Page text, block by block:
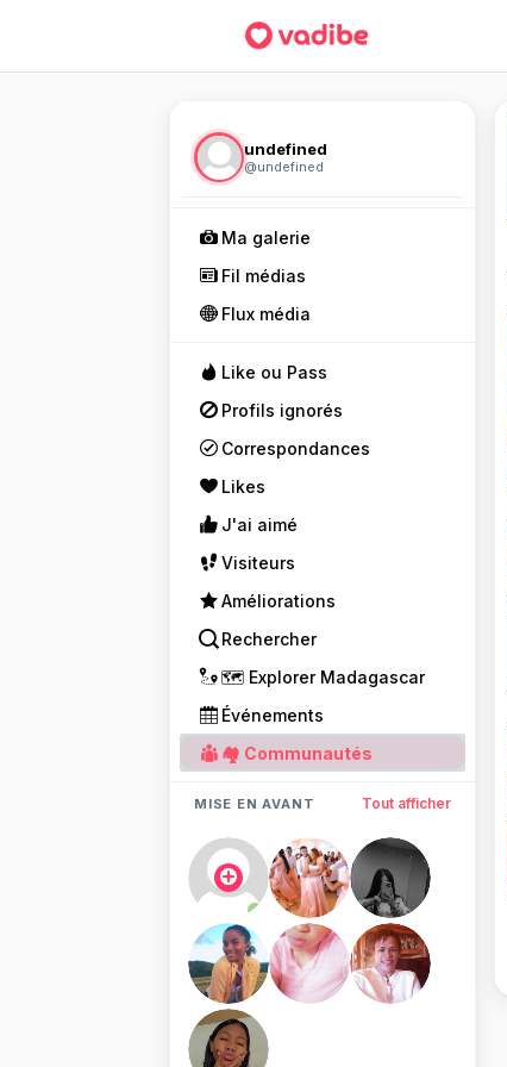
undefined
@undefined
Ma galerie
Fil médias
Flux média
Like ou Pass
Profils ignorés
Correspondances
Likes
J'ai aimé
Visiteurs
Améliorations
Rechercher
🗺️ Explorer Madagascar
Événements
🏘 Communautés
MISE EN AVANT Tout afficher